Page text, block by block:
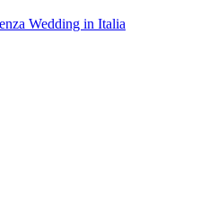
Wedding in Italia